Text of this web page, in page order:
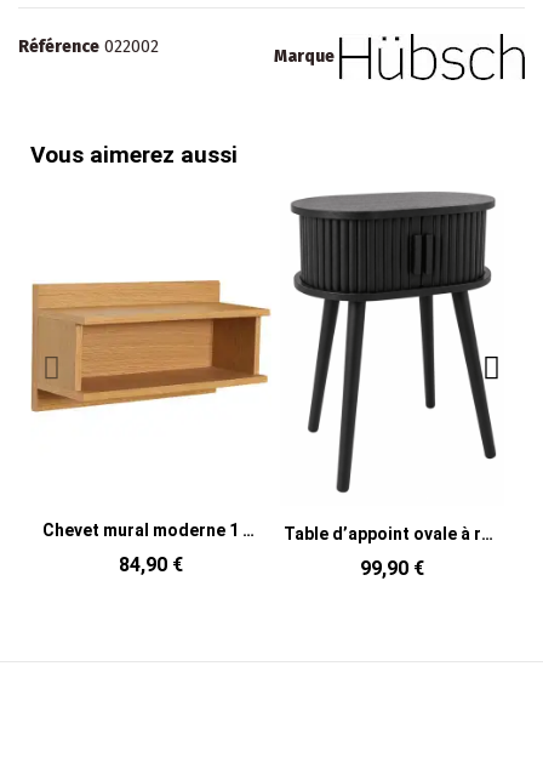
Marque
Référence 022002
Vous aimerez aussi
Chevet mural moderne 1 niche en Bois MDF Naturel Placage chêne Misty
84,90 €
Table d’appoint ovale à rangement en MDF noir 40x30x53 cm Slat
99,90 €